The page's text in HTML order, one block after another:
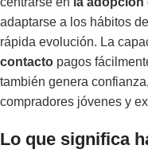
adaptarse a los hábitos
rápida evolución. La
contacto pagos
también genera
compradores jóvenes y
Lo que significa